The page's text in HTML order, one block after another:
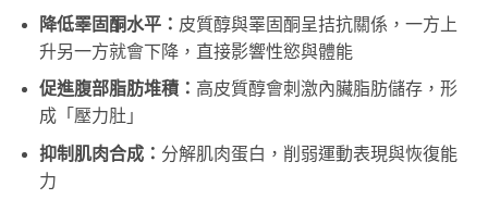
降低睪固酮水平： 皮質醇與睪固酮呈拮抗關係，一方上
升另一方就會下降，直接影響性慾與體能
促進腹部脂肪堆積： 高皮質醇會刺激內臟脂肪儲存，形
成「壓力肚」
抑制肌肉合成： 分解肌肉蛋白，削弱運動表現與恢復能
力